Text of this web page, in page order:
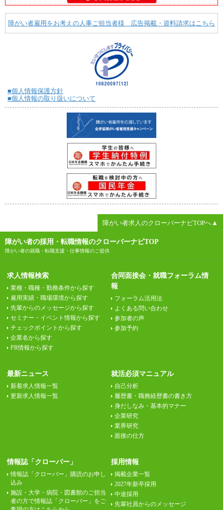
障がい者雇用をお考えの人事ご担当者様 広告掲載・資料請求はこちら
■個人情報保護方針
■個人情報の取り扱いについて
障がい者求人のクローバーナビTOPへ▲
障がい者の採用・転職情報のクローバーナビTOP
障がい者の就職・転職支援・仕事情報のご提供
求人情報検索
業種・職種・勤務条件から探す
雇用実績・職場環境から探す
先輩からのメッセージから探す
セミナー・イベント情報から探す
チェックポイントから探す
企業名から探す
PR情報から探す
合同面接会・就職フォーラム情
報
フォーラム活用法
よくある問い合わせ
参加者の声
参加予約
最新ニュース
新着求人情報一覧
更新求人情報一覧
就活必須マニュアル
自己分析
履歴書・職務経歴書の書き方
身だしなみ・基本的マナー
企業研究
業界研究
面接の仕方
情報誌「クローバー」
情報誌「クローバー」購読のお申し
込み
施設・大学・病院・図書館のご担当
者の方で情報誌「クローバー」をご
採用情報
掲載企業一覧
2027年新卒採用
中途採用
先輩社員からのメッセージ